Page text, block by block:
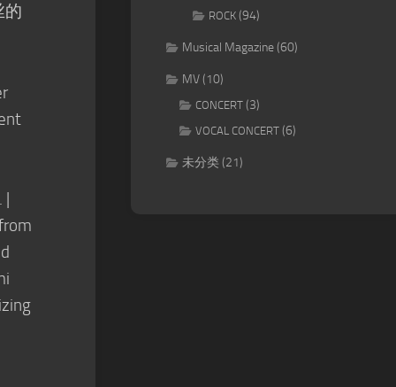
的
|
ROCK (94)
Musical Magazine(60)
MV(10)
CONCERT (3)
VOCAL CONCERT (6)
未分类(21)